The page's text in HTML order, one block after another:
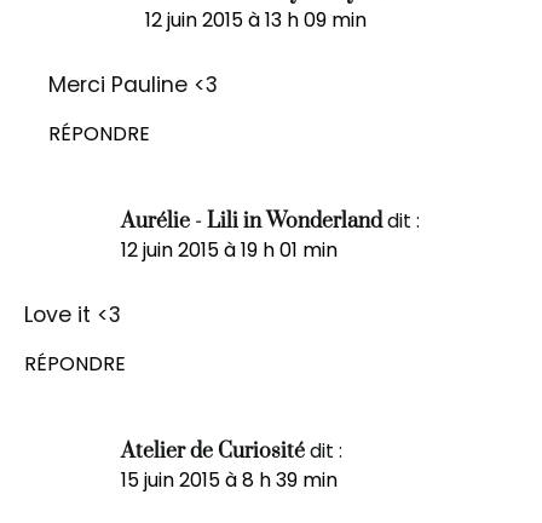
12 juin 2015 à 13 h 09 min
Merci Pauline <3
RÉPONDRE
Aurélie - Lili in Wonderlanddit :
12 juin 2015 à 19 h 01 min
Love it <3
RÉPONDRE
Atelier de Curiositédit :
15 juin 2015 à 8 h 39 min